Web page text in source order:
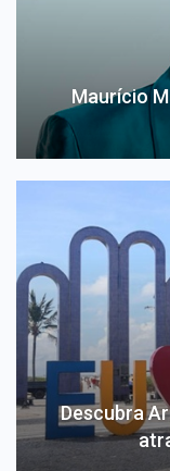
Maurício
Descubra